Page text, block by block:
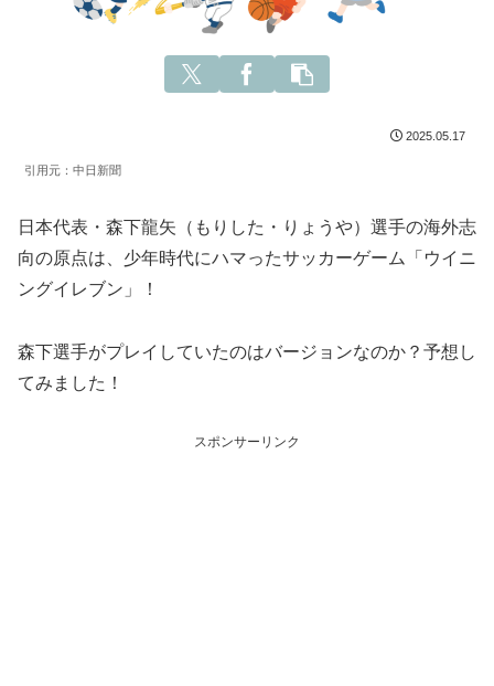
2025.05.17
引用元：中日新聞
日本代表・森下龍矢（もりした・りょうや）選手の海外志
向の原点は、少年時代にハマったサッカーゲーム「ウイニ
ングイレブン」！
森下選手がプレイしていたのはバージョンなのか？予想し
てみました！
スポンサーリンク